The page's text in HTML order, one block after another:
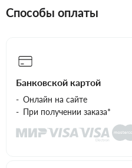
Способы оплаты
Банковской картой
Онлайн на сайте
При получении заказа*